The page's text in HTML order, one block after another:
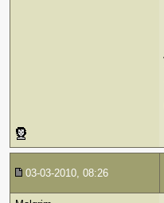
03-03-2010, 08:26